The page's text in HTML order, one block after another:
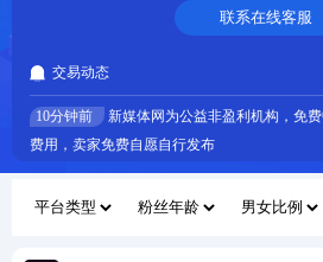
直播助农
振兴乡村
联系在线客服
交易动态
10分钟前
新媒体网为公益非盈利机构，免
费用，卖家免费自愿自行发布